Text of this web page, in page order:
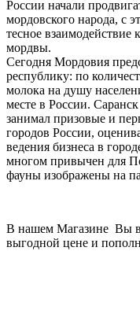
России начали
мордовского народа, с
тесное взаимодействие
мордвы.
Сегодня Мордовия
республику: по
молока на душу
месте в России.
занимал призовые и
городов России,
ведения бизнеса в
многом привычен для
фауны изображены на
В нашем Магазине Вы
выгодной цене и